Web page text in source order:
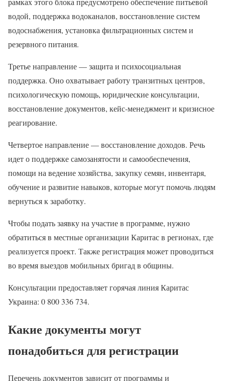
водой, поддержка водоканалов, восстановление систем
водоснабжения, установка фильтрационных систем и
резервного питания.
Третье направление — защита и психосоциальная
поддержка. Оно охватывает работу транзитных центров,
психологическую помощь, юридические консультации,
восстановление документов, кейс-менеджмент и кризисное
реагирование.
Четвертое направление — восстановление доходов. Речь
идет о поддержке самозанятости и самообеспечения,
помощи на ведение хозяйства, закупку семян, инвентаря,
обучение и развитие навыков, которые могут помочь людям
вернуться к заработку.
Чтобы подать заявку на участие в программе, нужно
обратиться в местные организации Каритас в регионах, где
реализуется проект. Также регистрация может проводиться
во время выездов мобильных бригад в общины.
Консультации предоставляет горячая линия Каритас
Украина: 0 800 336 734.
Какие документы могут
понадобиться для регистрации
Перечень документов зависит от программы и